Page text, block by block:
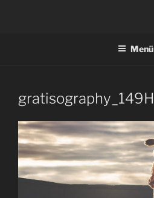
Menü
gratisography_149H